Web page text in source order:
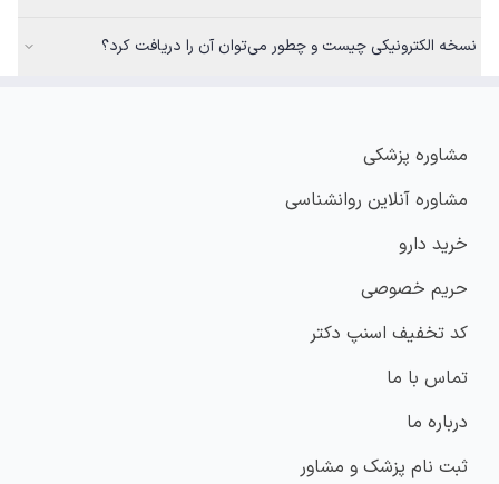
نسخه الکترونیکی چیست و چطور می‌توان آن را دریافت کرد؟
مشاوره پزشکی
مشاوره آنلاین روانشناسی
خرید دارو
حریم خصوصی
کد تخفیف اسنپ دکتر
تماس با ما
درباره ما
ثبت نام پزشک و مشاور